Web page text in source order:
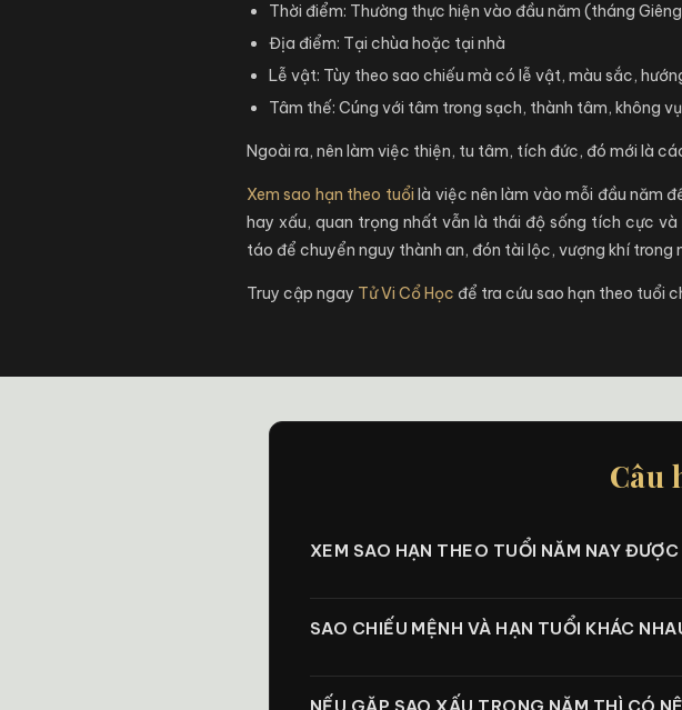
Thời điểm: Thường thực hiện vào đầu năm (tháng
Địa điểm: Tại chùa hoặc tại nhà
Lễ vật: Tùy theo sao chiếu mà có lễ vật, màu sắc,
Tâm thế: Cúng với tâm trong sạch, thành tâm, không
Ngoài ra, nên làm việc thiện, tu tâm, tích đức, đó mới là
Xem sao hạn theo tuổi là việc nên làm vào mỗi đầu năm
hay xấu, quan trọng nhất vẫn là thái độ sống tích cực
táo để chuyển nguy thành an, đón tài lộc, vượng khí trong
Truy cập ngay Tử Vi Cổ Học để tra cứu sao hạn theo tuổi
Câu
XEM SAO HẠN THEO TUỔI NĂM NAY
SAO CHIẾU MỆNH VÀ HẠN TUỔI KHÁC